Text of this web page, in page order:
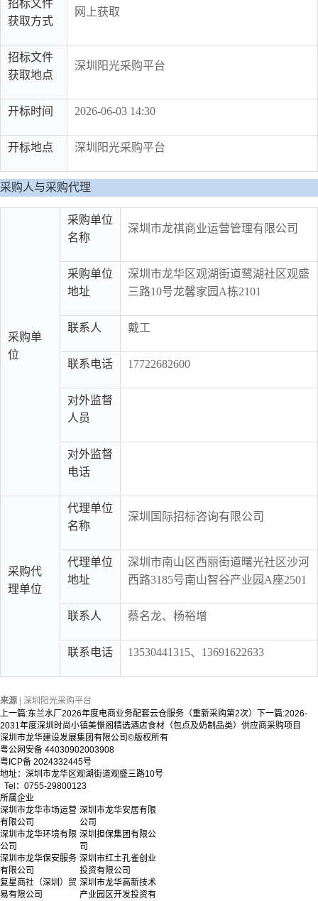
招标文件
获取方式
网上获取
招标文件
获取地点
深圳阳光采购平台
开标时间 2026-06-03 14:30
开标地点 深圳阳光采购平台
采购人与采购代理
采购单
位
采购单位
名称
深圳市龙祺商业运营管理有限公司
采购单位
地址
深圳市龙华区观湖街道鹭湖社区观盛
三路10号龙馨家园A栋2101
联系人 戴工
联系电话 17722682600
对外监督
人员
对外监督
电话
采购代
理单位
代理单位
名称
深圳国际招标咨询有限公司
代理单位
地址
深圳市南山区西丽街道曙光社区沙河
西路3185号南山智谷产业园A座2501
联系人 蔡名龙、杨裕增
联系电话 13530441315、13691622633
来源 | 深圳阳光采购平台
上一篇:东兰水厂2026年度电商业务配套云仓服务（重新采购第2次） 下一篇:2026-
2031年度深圳时尚小镇美憬阁精选酒店食材（包点及奶制品类）供应商采购项目
深圳市龙华建设发展集团有限公司©版权所有
粤公网安备 44030902003908
粤ICP备 2024332445号
地址：深圳市龙华区观湖街道观盛三路10号
Tel：0755-29800123
所属企业
深圳市龙华市场运营
有限公司
深圳市龙华安居有限
公司
深圳市龙华环境有限
公司
深圳担保集团有限公
司
深圳市龙华保安服务
有限公司
深圳市红土孔雀创业
投资有限公司
复星商社（深圳）贸
易有限公司
深圳市龙华高新技术
产业园区开发投资有